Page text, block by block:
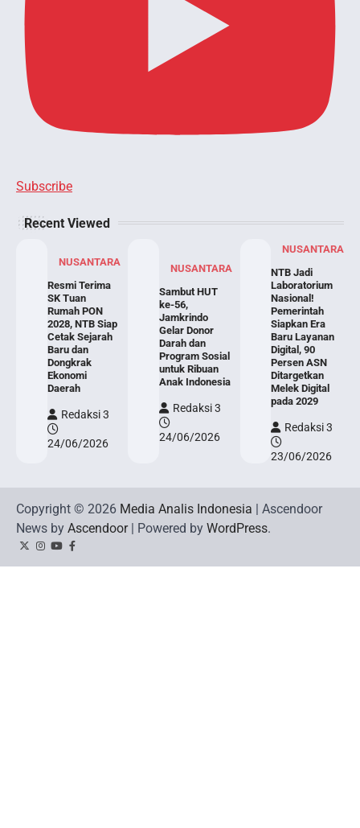
Subscribe
Recent Viewed
NUSANTARA
Resmi Terima
SK Tuan
Rumah PON
2028, NTB Siap
Cetak Sejarah
Baru dan
Dongkrak
Ekonomi
Daerah
Redaksi 3
24/06/2026
NUSANTARA
Sambut HUT
ke-56,
Jamkrindo
Gelar Donor
Darah dan
Program Sosial
untuk Ribuan
Anak Indonesia
Redaksi 3
24/06/2026
NUSANTARA
NTB Jadi
Laboratorium
Nasional!
Pemerintah
Siapkan Era
Baru Layanan
Digital, 90
Persen ASN
Ditargetkan
Melek Digital
pada 2029
Redaksi 3
23/06/2026
Copyright © 2026 Media Analis Indonesia | Ascendoor
News by Ascendoor| Powered by WordPress.
TwitterInstagram
YouTubeFacebook